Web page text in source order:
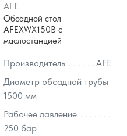
AFE
Обсадной стол
AFEXWX150B с
маслостанцией
Производитель
AFE
Диаметр обсадной трубы
1500мм
Рабочее давление
250 бар